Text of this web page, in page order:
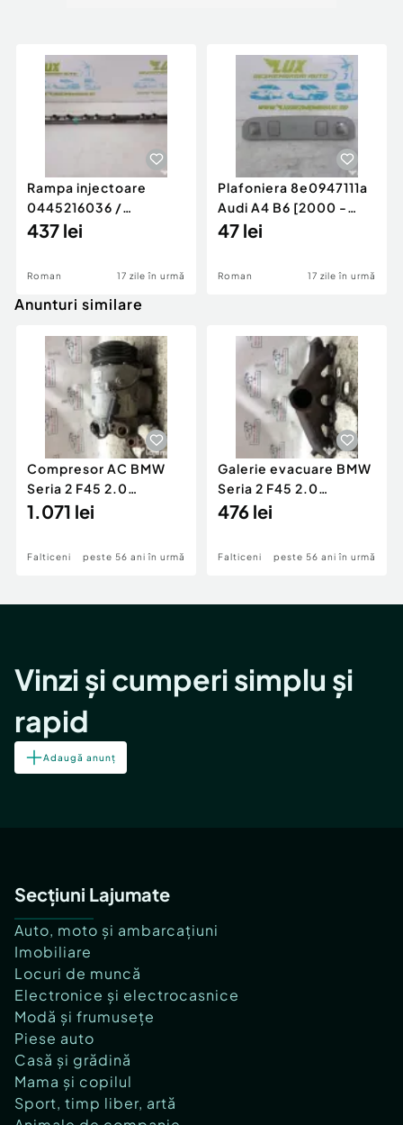
Rampa injectoare
0445216036 /
780542302 3.0 d 313
437 lei
Roman 17 zile în urmă
Plafoniera 8e0947111a
Audi A4 B6 [2000 -
2005]
47 lei
Roman 17 zile în urmă
Anunturi similare
Compresor AC BMW
Seria 2 F45 2.0
Motorina 2016
1.071 lei
Falticeni peste 56 ani în urmă
Galerie evacuare BMW
Seria 2 F45 2.0
Motorina 2016
476 lei
Falticeni peste 56 ani în urmă
Vinzi și cumperi simplu și
rapid
Adaugă anunț
Secțiuni Lajumate
Auto, moto și ambarcațiuni
Imobiliare
Locuri de muncă
Electronice și electrocasnice
Modă și frumusețe
Piese auto
Casă și grădină
Mama și copilul
Sport, timp liber, artă